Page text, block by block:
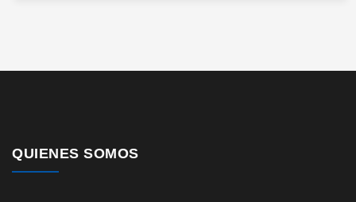
QUIENES SOMOS